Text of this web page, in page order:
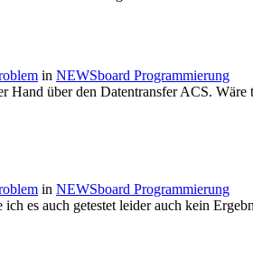
in NEWSboard Programmierung
Hand über den Datentransfer ACS.
in NEWSboard Programmierung
es auch getestet leider auch kein